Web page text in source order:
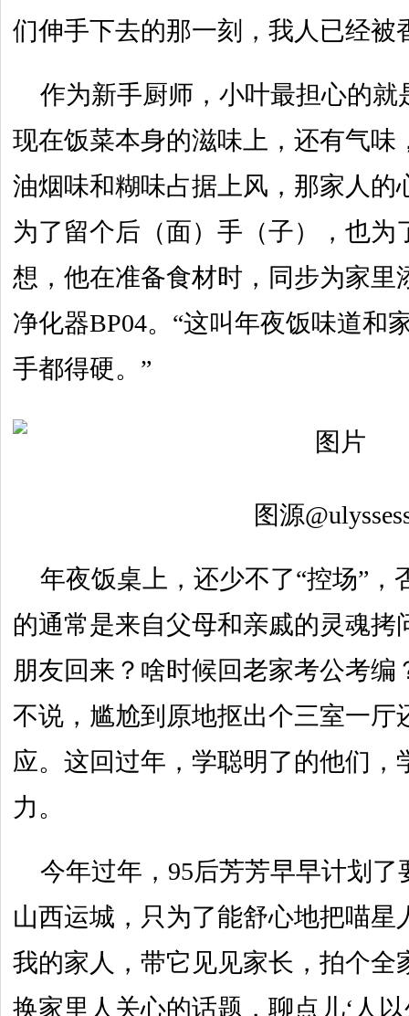
们伸手下去的那一刻，我人已经被
作为新手厨师，小叶最担心的就
现在饭菜本身的滋味上，还有气味
油烟味和糊味占据上风，那家人的
为了留个后（面）手（子），也为
想，他在准备食材时，同步为家里
净化器BP04。“这叫年夜饭味道和
手都得硬。”
图源
年夜饭桌上，还少不了“控场”，
的通常是来自父母和亲戚的灵魂拷
朋友回来？啥时候回老家考公考编
不说，尴尬到原地抠出个三室一厅
应。这回过年，学聪明了的他们，
力。
今年过年，95后芳芳早早计划了
山西运城，只为了能舒心地把喵星
我的家人，带它见见家长，拍个全
换家里人关心的话题，聊点儿‘人以